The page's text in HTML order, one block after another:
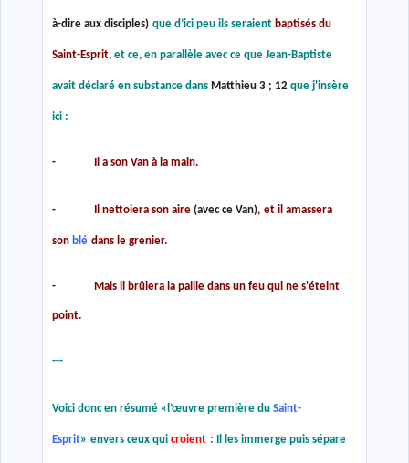
à-dire aux disciples) que d’ici peu ils seraient baptisés du
Saint-Esprit, et ce, en parallèle avec ce que Jean-Baptiste
avait déclaré en substance dans Matthieu 3 ; 12que j'insère
ici :
- Il a son Van à la main.
- Il nettoiera son aire(avec ce Van), et il amassera
son blé dans le grenier.
- Mais il brûlera la paille dans un feu qui ne s'éteint
point.
---
Voici donc en résumé « l’œuvre première duSaint-
Esprit» envers ceux quicroient : Il les immerge puis sépare